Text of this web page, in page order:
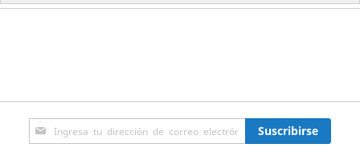
Inscríbase
a
Suscribirse